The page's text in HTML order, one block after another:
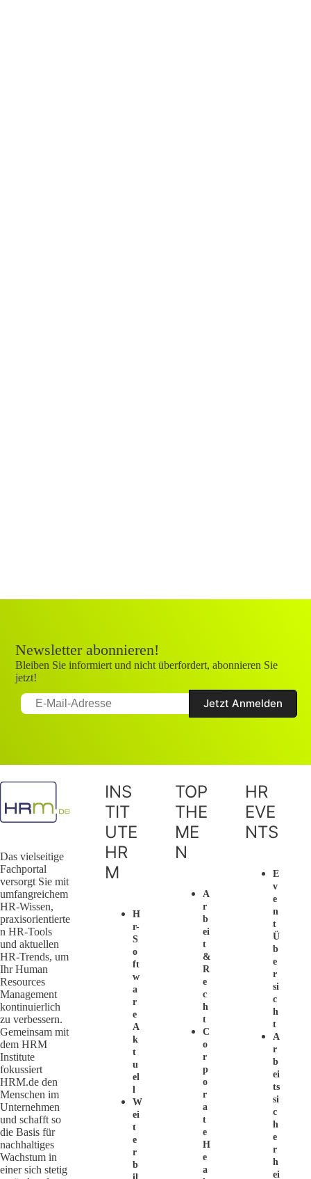
Newsletter abonnieren!
Bleiben Sie informiert und nicht überfordert, abonnieren Sie
jetzt!
Das vielseitige
Fachportal
versorgt Sie mit
umfangreichem
HR-Wissen,
praxisorientierte
n HR-Tools
und aktuellen
HR-Trends, um
Ihr Human
Resources
Management
kontinuierlich
zu verbessern.
Gemeinsam mit
dem HRM
Institute
fokussiert
HRM.de den
Menschen im
Unternehmen
und schafft so
die Basis für
nachhaltiges
Wachstum in
einer sich stetig
INS
TIT
UTE
HR
M
H
R-
S
O
Ft
W
A
R
E
A
K
T
U
El
L
W
Ei
T
E
R
B
TOP
THE
ME
N
A
R
B
Ei
T
&
R
E
C
H
T
C
O
R
P
O
R
A
T
E
H
E
A
HR
EVE
NTS
E
V
E
N
T
Ü
B
E
R
Si
C
H
T
A
R
B
Ei
Ts
Si
C
H
E
R
H
Ei